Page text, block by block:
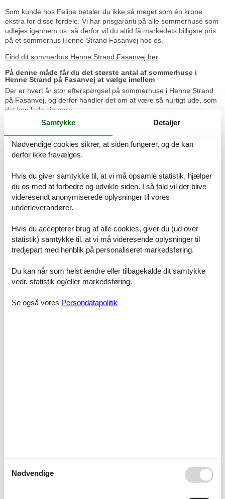
Som kunde hos Feline betaler du ikke så meget som én krone
ekstra for disse fordele. Vi har prisgaranti på alle sommerhuse som
udlejes igennem os, så derfor vil du altid få markedets billigste pris
på et sommerhus Henne Strand Fasanvej hos os.
Find dit sommerhus Henne Strand Fasanvej her
På denne måde får du det største antal af sommerhuse i
Henne Strand på Fasanvej at vælge imellem
Der er hvert år stor efterspørgsel på sommerhuse i Henne Strand
på Fasanvej, og derfor handler det om at være så hurtigt ude, som
det kan lade sig gøre.
Brugervurderinger af Henne Strand
Super godt område. Gode indkøbsmuligheder.
Dejligt område med gåafstand til Henne Strand by.
Perfekt placering, tæt på alt og meget børnevenligt.
Prisgaranti og kundeservice
Alle sommerhuse som udlejes gennem Feline Holidays er dækket
af vores prisgaranti. Det betyder helt enkelt at vi står inde for, at der
sommerhus Henne Strand Fasanvej til en pris, som er billigere end
Samtykke Detaljer
Nødvendige cookies sikrer, at siden fungerer, og de kan
derfor ikke fravælges.
Hvis du giver samtykke til, at vi må opsamle statistik, hjælper
du os med at forbedre og udvikle siden. I så fald vil der blive
videresendt anonymiserede oplysninger til vores
underleverandører.
Hvis du accepterer brug af alle cookies, giver du (ud over
statistik) samtykke til, at vi må videresende oplysninger til
tredjepart med henblik på personaliseret markedsføring.
Du kan når som helst ændre eller tilbagekalde dit samtykke
vedr. statistik og/eller markedsføring.
Se også vores Persondatapolitik
Nødvendige